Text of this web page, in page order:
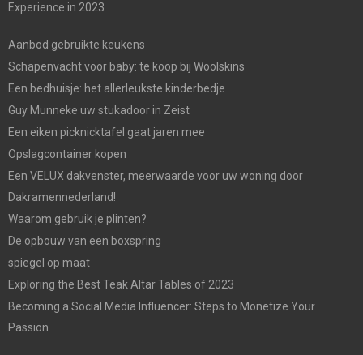
Experience in 2023
Aanbod gebruikte keukens
Schapenvacht voor baby: te koop bij Woolskins
Een bedhuisje: het allerleukste kinderbedje
Guy Munneke uw stukadoor in Zeist
Een eiken picknicktafel gaat jaren mee
Opslagcontainer kopen
Een VELUX dakvenster, meerwaarde voor uw woning door
Dakramennederland!
Waarom gebruik je plinten?
De opbouw van een boxspring
spiegel op maat
Exploring the Best Teak Altar Tables of 2023
Becoming a Social Media Influencer: Steps to Monetize Your
Passion